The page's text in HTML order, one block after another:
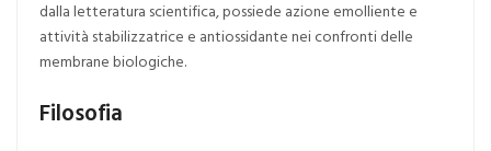
dalla letteratura scientifica, possiede azione emolliente e
attività stabilizzatrice e antiossidante nei confronti delle
membrane biologiche.
Filosofia